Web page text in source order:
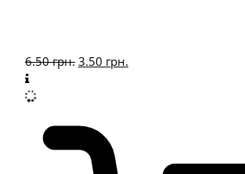
6.50грн. 3.50 грн.